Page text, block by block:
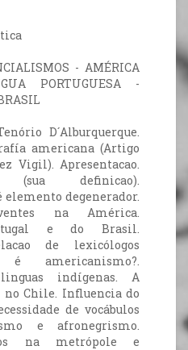
- AMÉRICA
PORTUGUESA -
D´Alburquerque.
americana (Artigo
Vigil). Apresentacao.
(sua definicao).
degenerador.
na América.
e do Brasil.
de lexicólogos
é americanismo?.
indígenas. A
no Chile. Influencia do
de vocábulos
e afronegrismo.
na metrópole e